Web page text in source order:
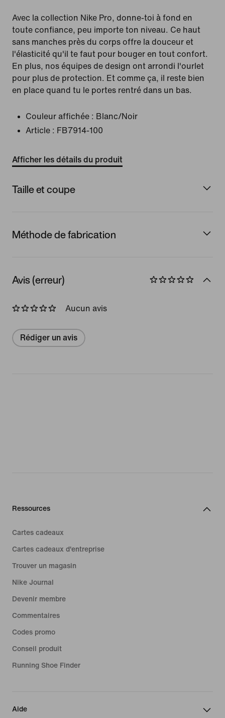
Avec la collection Nike Pro, donne-toi à fond en
toute confiance, peu importe ton niveau. Ce haut
sans manches près du corps offre la douceur et
l'élasticité qu'il te faut pour bouger en tout confort.
En plus, nos équipes de design ont arrondi l'ourlet
pour plus de protection. Et comme ça, il reste bien
en place quand tu le portes rentré dans un bas.
Couleur affichée : Blanc/Noir
Article : FB7914-100
Afficher les détails du produit
Taille et coupe
Méthode de fabrication
Avis (erreur)
Aucun avis
Rédiger un avis
Ressources
Cartes cadeaux
Cartes cadeaux d'entreprise
Trouver un magasin
Nike Journal
Devenir membre
Commentaires
Codes promo
Conseil produit
Running Shoe Finder
Aide